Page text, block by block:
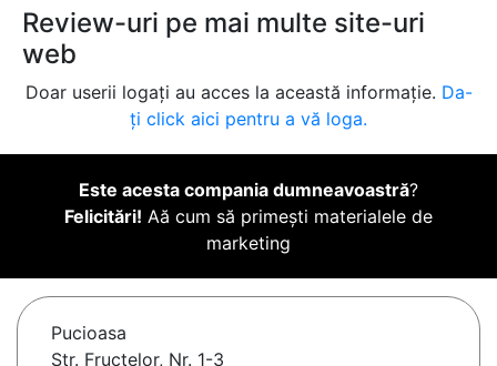
Review-uri pe mai multe site-uri
web
Doar userii logați au acces la această informație. Da-
ți click aici pentru a vă loga.
Este acesta compania dumneavoastră?
Felicitări! Aă cum să primești materialele de
marketing
Pucioasa
Str. Fructelor, Nr. 1-3